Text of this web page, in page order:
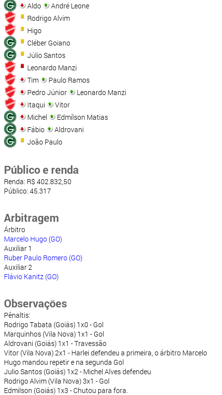
Aldo
André Leone
Rodrigo Alvim
Higo
Cléber Goiano
Júlio Santos
Leonardo Manzi
Tim
Paulo Ramos
Pedro Júnior
Leonardo Manzi
Itaqui
Vitor
Michel
Edmílson Matias
Fábio
Aldrovani
João Paulo
Público e renda
Renda: R$ 402.832,50
Público: 45.317
Arbitragem
Árbitro
Marcelo Hugo (GO)
Auxiliar 1
Ruber Paulo Romero (GO)
Auxiliar 2
Flávio Kanitz (GO)
Observações
Pênaltis:
Rodrigo Tabata (Goiás) 1x0 - Gol
Marquinhos (Vila Nova) 1x1 - Gol
Aldrovani (Goiás) 1x1 - Travessão
Vitor (Vila Nova) 2x1 - Harlei defendeu a primeira, o árbitro Marcelo
Hugo mandou repetir e na segunda Gol
Julio Santos (Goiás) 1x2 - Michel Alves defendeu
Rodrigo Alvim (Vila Nova) 3x1 - Gol
Edmilson (Goiás) 1x3 - Chutou para fora.